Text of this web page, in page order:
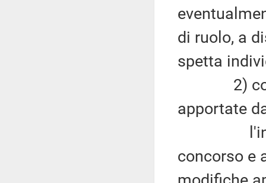
di ruolo, a
spetta
2) con
apportate
concorso e